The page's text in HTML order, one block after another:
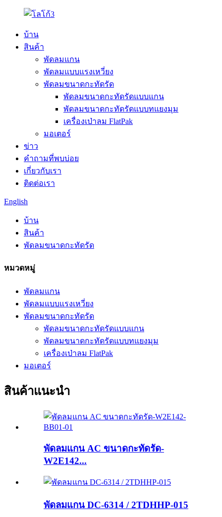
บ้าน
สินค้า
พัดลมแกน
พัดลมแบบแรงเหวี่ยง
พัดลมขนาดกะทัดรัด
พัดลมขนาดกะทัดรัดแบบแกน
พัดลมขนาดกะทัดรัดแบบทแยงมุม
เครื่องเป่าลม FlatPak
มอเตอร์
ข่าว
คำถามที่พบบ่อย
เกี่ยวกับเรา
ติดต่อเรา
English
บ้าน
สินค้า
พัดลมขนาดกะทัดรัด
หมวดหมู่
พัดลมแกน
พัดลมแบบแรงเหวี่ยง
พัดลมขนาดกะทัดรัด
พัดลมขนาดกะทัดรัดแบบแกน
พัดลมขนาดกะทัดรัดแบบทแยงมุม
เครื่องเป่าลม FlatPak
มอเตอร์
สินค้าแนะนำ
พัดลมแกน AC ขนาดกะทัดรัด-
W2E142...
พัดลมแกน DC-6314 / 2TDHHP-015